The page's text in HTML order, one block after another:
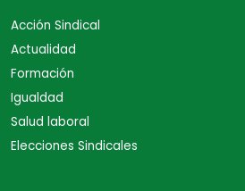
Acción Sindical
Actualidad
Formación
Igualdad
Salud laboral
Elecciones Sindicales